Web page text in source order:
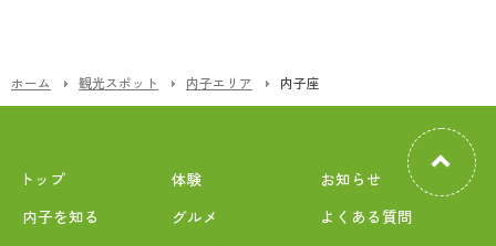
ホーム 観光スポット 内子エリア 内子座
トップ
内子を知る
体験
グルメ
お知らせ
よくある質問